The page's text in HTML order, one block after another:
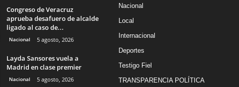
Congreso de Veracruz
aprueba desafuero de alcalde
ligado al caso de...
Nacional 5 agosto, 2026
Layda Sansores vuela a
Madrid en clase premier
Nacional 5 agosto, 2026
Nacional
Local
Internacional
Deportes
Testigo Fiel
TRANSPARENCIA POLÍTICA